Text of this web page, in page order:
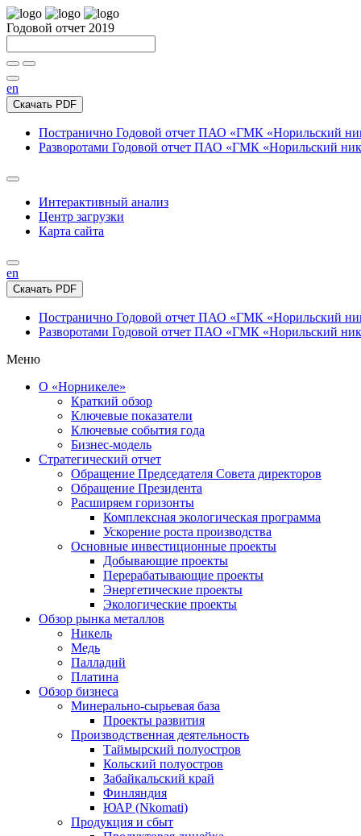
Годовой отчет 2019
en
Скачать PDF
Постранично Годовой отчет ПАО «ГМК «Норильский
Разворотами Годовой отчет ПАО «ГМК «Норильский
Интерактивный анализ
Центр загрузки
Карта сайта
en
Скачать PDF
Постранично Годовой отчет ПАО «ГМК «Норильский
Разворотами Годовой отчет ПАО «ГМК «Норильский
Меню
О «Норникеле»
Краткий обзор
Ключевые показатели
Ключевые события года
Бизнес-модель
Стратегический отчет
Обращение Председателя Совета директоров
Обращение Президента
Расширяем горизонты
Комплексная экологическая программа
Ускорение роста производства
Основные инвестиционные проекты
Добывающие проекты
Перерабатывающие проекты
Энергетические проекты
Экологические проекты
Обзор рынка металлов
Никель
Медь
Палладий
Платина
Обзор бизнеса
Минерально-сырьевая база
Проекты развития
Производственная деятельность
Таймырский полуостров
Кольский полуостров
Забайкальский край
Финляндия
ЮАР (Nkomati)
Продукция и сбыт